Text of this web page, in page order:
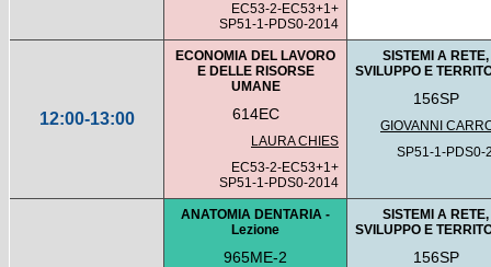
EC53-2-EC53+1+
SP51-1-PDS0-2014
12:00-13:00
ECONOMIA DEL LAVORO
E DELLE RISORSE
UMANE
614EC
LAURA CHIES
EC53-2-EC53+1+
SP51-1-PDS0-2014
SISTEMI A RETE,
SVILUPPO E
156SP
GIOVANNI
SP51-1-PDS0-
ANATOMIA DENTARIA -
Lezione
965ME-2
SISTEMI A RETE,
SVILUPPO E
156SP